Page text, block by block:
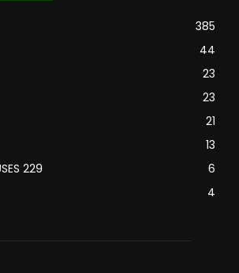
385
44
23
23
21
13
229
6
4